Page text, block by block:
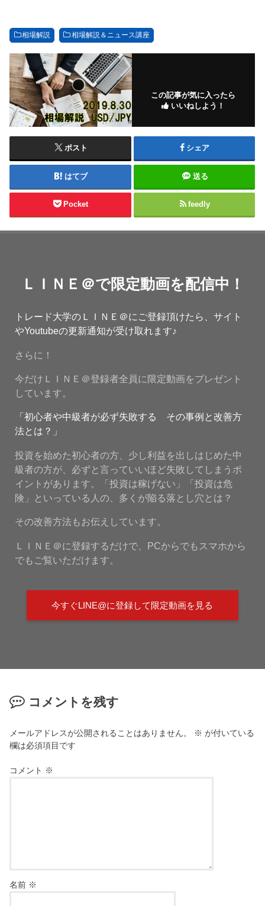
相場解説 相場解説＆ニュース講座
この記事が気に入ったら
いいねしよう！
ポスト シェア
はてブ 送る
Pocket feedly
ＬＩＮＥ＠で限定動画を配信中！
トレード大学のＬＩＮＥ＠にご登録頂けたら、サイト
やYoutubeの更新通知が受け取れます♪
さらに！
今だけＬＩＮＥ＠登録者全員に限定動画をプレゼント
しています。
「初心者や中級者が必ず失敗する その事例と改善方
法とは？」
投資を始めた初心者の方、少し利益を出しはじめた中
級者の方が、必ずと言っていいほど失敗してしまうポ
イントがあります。「投資は稼げない」「投資は危
険」といっている人の、多くが陥る落とし穴とは？
その改善方法もお伝えしています。
ＬＩＮＥ＠に登録するだけで、PCからでもスマホから
でもご覧いただけます。
今すぐLINE@に登録して限定動画を見る
コメントを残す
メールアドレスが公開されることはありません。 ※ が付いている
欄は必須項目です
コメント ※
名前 ※